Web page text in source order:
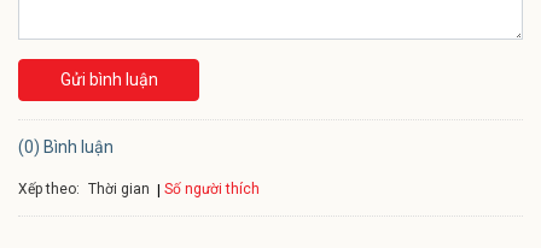
Gửi bình luận
(0) Bình luận
Xếp theo: Thời gian Số người thích